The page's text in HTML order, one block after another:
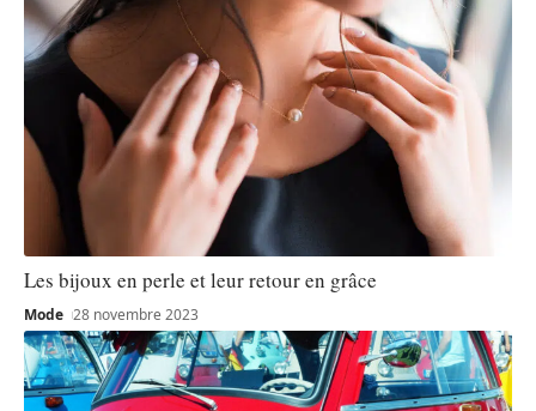
Les bijoux en perle et leur retour en grâce
Mode 28 novembre 2023